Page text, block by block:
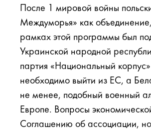
После 1 мировой войны
Междуморья» как
рамках этой программы был
Украинской народной
партия «Национальный
необходимо выйти из ЕС, а
не менее, подобный военный
Европе. Вопросы
Соглашению об ассоциации,